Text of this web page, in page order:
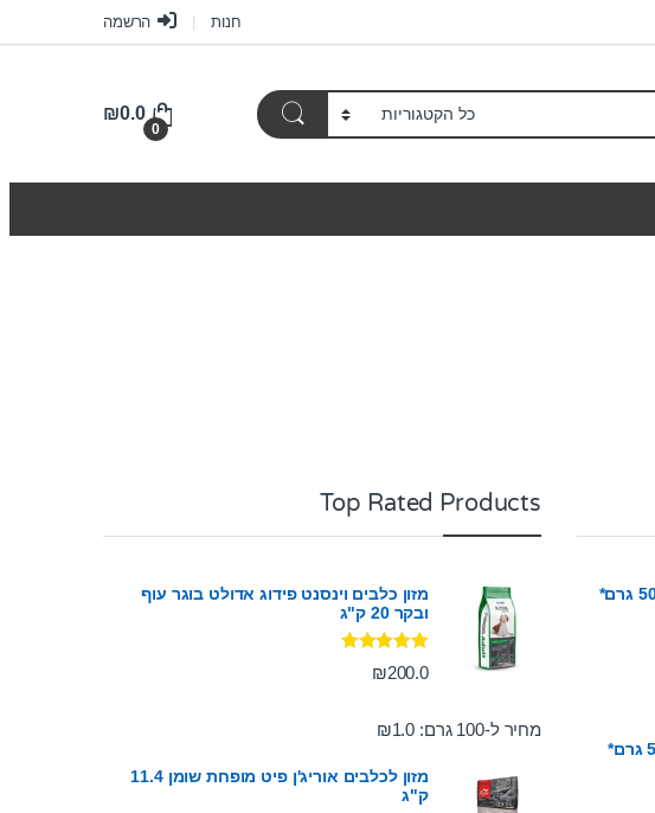
חנות הרשמה
0
₪0.0
Top Rated Products
מזון כלבים וינסנט פידוג אדולט בוגר עוף
ובקר 20 ק"ג
דורג5.00
מתוך 5 ₪200.0
מחיר ל-100 גרם: ₪1.0
מזון לכלבים אוריג'ן פיט מופחת שומן 11.4
ק"ג